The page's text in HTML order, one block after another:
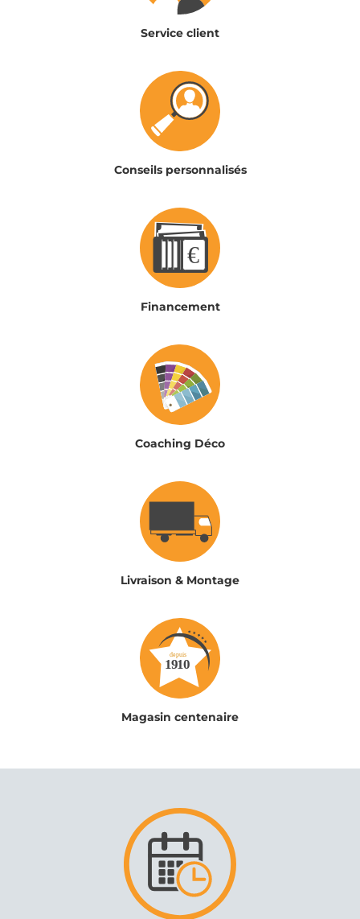
Service client
Conseils personnalisés
Financement
Coaching Déco
Livraison & Montage
Magasin centenaire